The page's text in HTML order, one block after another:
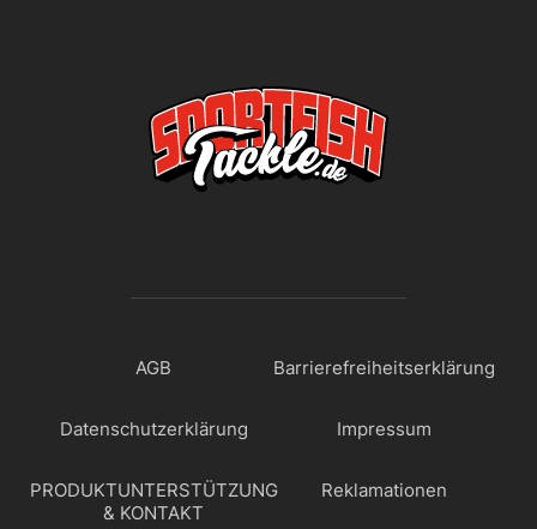
AGB Barrierefreiheitserklärung
Datenschutzerklärung Impressum
PRODUKTUNTERSTÜTZUNG
& KONTAKT
Reklamationen